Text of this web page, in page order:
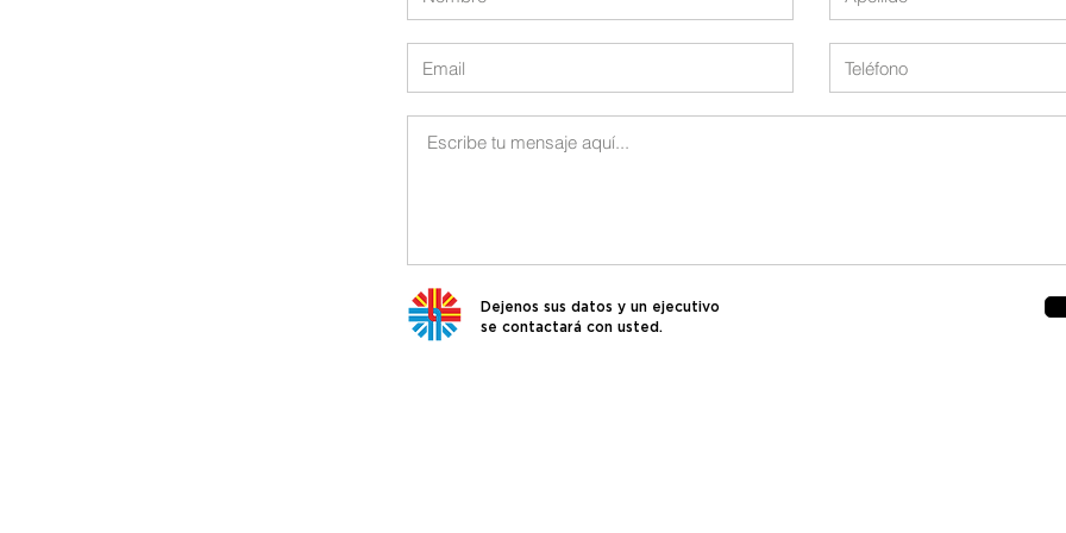
Dejenos sus datos y un ejecutivo
se contactará con usted.